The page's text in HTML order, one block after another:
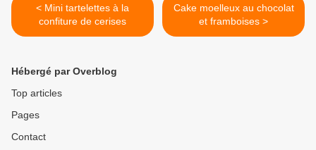
< Mini tartelettes à la
confiture de cerises
Cake moelleux au chocolat
et framboises >
Hébergé par Overblog
Top articles
Pages
Contact